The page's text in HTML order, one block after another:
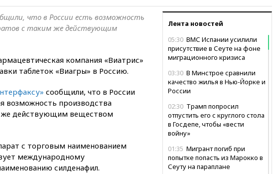
Лента новостей
05:30 ВМС Испании усилили
присутствие в Сеуте на фоне
миграционного кризиса
03:30 В Минстрое сравнили
качество жилья в Нью-Йорке и
России
02:30 Трамп попросил
отпустить его с круглого стола
в Госдепе, чтобы «вести
войну»
01:35 Мигрант погиб при
попытке попасть из Марокко в
Сеуту на параплане
что в России есть возможность
с таким же действующим
компания «Виатрис»
таблеток «Виагры» в Россию.
сообщили, что в России
возможность производства
же действующим веществом
с торговым наименованием
международному
силденафил.